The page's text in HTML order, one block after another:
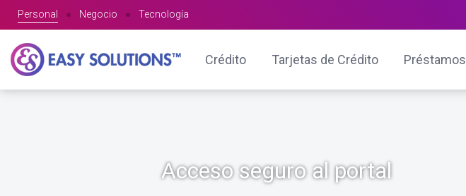
Personal ● Negocio ● Tecnología
Crédito Tarjetas de Crédito Préstamos
Acceso seguro al portal